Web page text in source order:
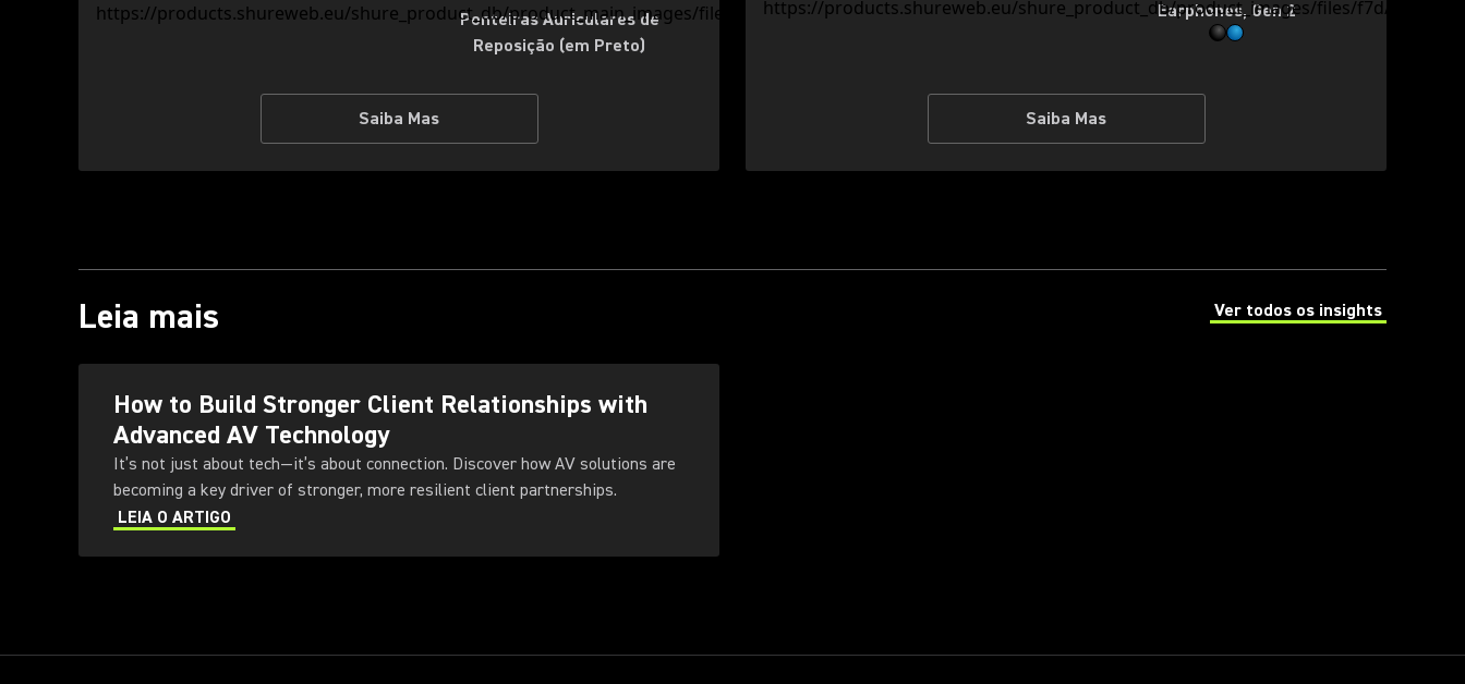
Ponteiras Auriculares de
Reposição (em Preto)
Saiba Mas
Earphones, Gen 2
Saiba Mas
Leia mais Ver todos os insights
(Opens in a new tab)
How to Build Stronger Client Relationships with
Advanced AV Technology
It’s not just about tech—it’s about connection. Discover how AV solutions are
becoming a key driver of stronger, more resilient client partnerships.
LEIA O ARTIGO